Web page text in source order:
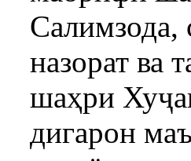
Салимзода,
назорат ва
шаҳри
дигарон